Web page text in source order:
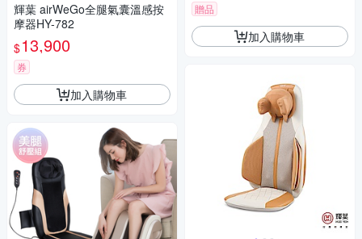
輝葉 airWeGo全腿氣囊溫感按
摩器HY-782
$13,900
券
加入購物車
贈品
加入購物車